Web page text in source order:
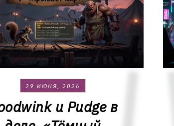
29 ИЮНЯ, 2026
и Pudge в